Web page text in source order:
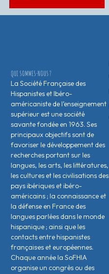
QUI SOMMES-NOUS ?
La Société Française des
Hispanistes et Ibéro-
américaniste de l’enseignement
supérieur est une société
savante fondée en 1963. Ses
principaux objectifs sont de
favoriser le développement des
recherches portant sur les
langues, les arts, les littératures,
les cultures et les civilisations des
pays ibériques et ibéro-
américains ; la connaissance et
la défense en France des
langues parlées dans le monde
hispanique ; ainsi que les
contacts entre hispanistes
français·es et européen·nes.
Chaque année la SoFHIA
organise un congrès ou des